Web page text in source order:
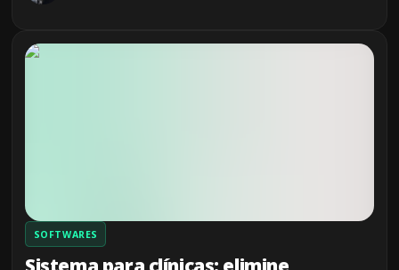
SOFTWARES